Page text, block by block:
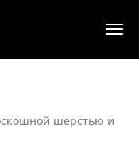
шерстью и